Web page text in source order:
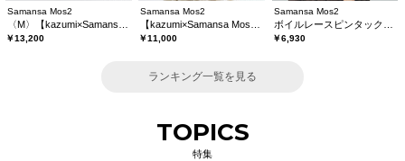
Samansa Mos2
￥13,200
Samansa Mos2
￥11,000
Samansa Mos2
￥6,930
ランキング一覧を見る
TOPICS
特集